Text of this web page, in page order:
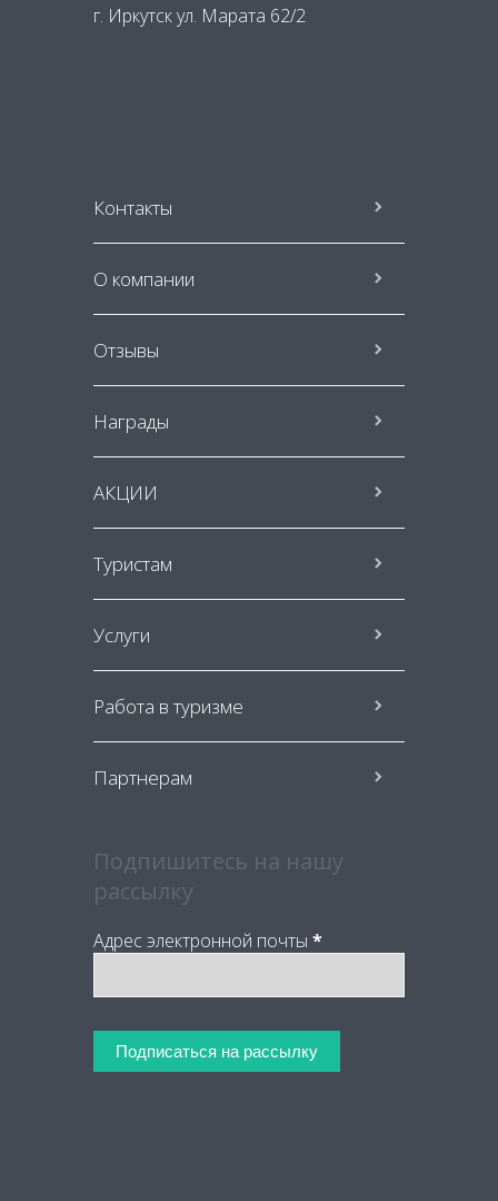
г. Иркутск ул. Марата 62/2
Контакты
О компании
Отзывы
Награды
АКЦИИ
Туристам
Услуги
Работа в туризме
Партнерам
Подпишитесь на нашу
рассылку
Адрес электронной почты *